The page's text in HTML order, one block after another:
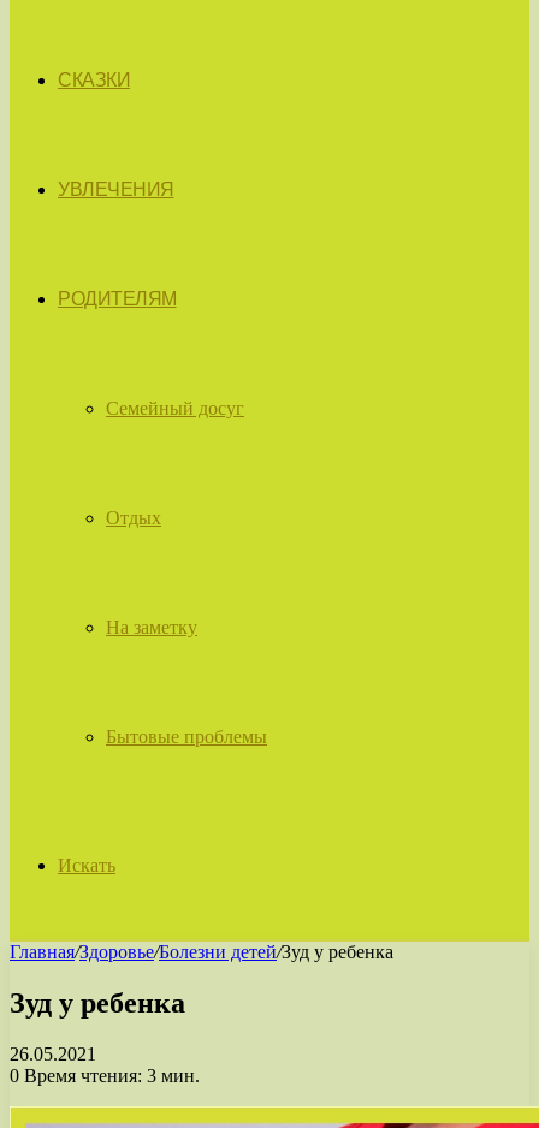
СКАЗКИ
УВЛЕЧЕНИЯ
РОДИТЕЛЯМ
Семейный досуг
Отдых
На заметку
Бытовые проблемы
Искать
Главная/Здоровье/Болезни детей/Зуд у ребенка
Зуд у ребенка
26.05.2021
0 Время чтения: 3 мин.